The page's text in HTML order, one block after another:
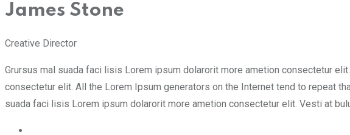
James Stone
Creative Director
Grursus mal suada faci lisis Lorem ipsum dolarorit more ametion consectetur
consectetur elit. All the Lorem Ipsum generators on the Internet tend to repeat
suada faci lisis Lorem ipsum dolarorit more ametion consectetur elit. Vesti at